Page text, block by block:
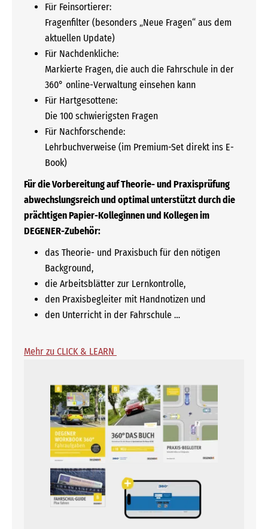
Für Feinsortierer:
Fragenfilter (besonders „Neue Fragen“ aus dem
aktuellen Update)
Für Nachdenkliche:
Markierte Fragen, die auch die Fahrschule in der
360° online-Verwaltung einsehen kann
Für Hartgesottene:
Die 100 schwierigsten Fragen
Für Nachforschende:
Lehrbuchverweise (im Premium-Set direkt ins E-
Book)
Für die Vorbereitung auf Theorie- und Praxisprüfung
abwechslungsreich und optimal unterstützt durch die
prächtigen Papier-Kolleginnen und Kollegen im
DEGENER-Zubehör:
das Theorie- und Praxisbuch für den nötigen
Background,
die Arbeitsblätter zur Lernkontrolle,
den Praxisbegleiter mit Handnotizen und
den Unterricht in der Fahrschule …
Mehr zu CLICK & LEARN